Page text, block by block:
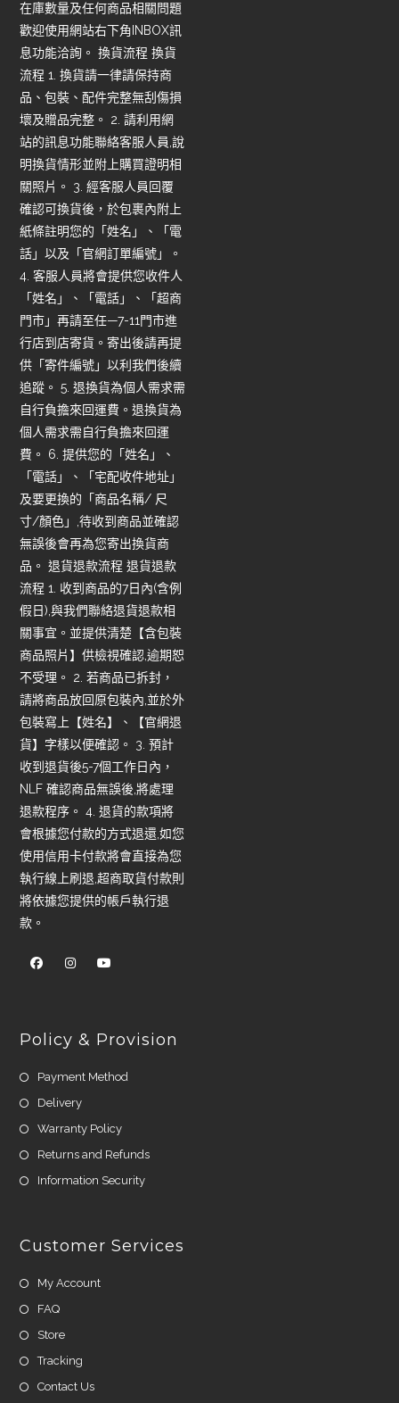
在庫數量及任何商品相關問題
歡迎使用網站右下角INBOX訊
息功能洽詢。 換貨流程 換貨
流程 1. 換貨請一律請保持商
品、包裝、配件完整無刮傷損
壞及贈品完整。 2. 請利用網
站的訊息功能聯絡客服人員,說
明換貨情形並附上購買證明相
關照片。 3. 經客服人員回覆
確認可換貨後，於包裹內附上
紙條註明您的「姓名」、「電
話」以及「官網訂單編號」。
4. 客服人員將會提供您收件人
「姓名」、「電話」、「超商
門市」再請至任—7-11門市進
行店到店寄貨。寄出後請再提
供「寄件編號」以利我們後續
追蹤。 5. 退換貨為個人需求需
自行負擔來回運費。退換貨為
個人需求需自行負擔來回運
費。 6. 提供您的「姓名」、
「電話」、「宅配收件地址」
及要更換的「商品名稱/ 尺
寸/顏色」,待收到商品並確認
無誤後會再為您寄出換貨商
品。 退貨退款流程 退貨退款
流程 1. 收到商品的7日內(含例
假日),與我們聯絡退貨退款相
關事宜。並提供清楚【含包裝
商品照片】供檢視確認,逾期恕
不受理。 2. 若商品已拆封，
請將商品放回原包裝內,並於外
包裝寫上【姓名】、【官網退
貨】字樣以便確認。 3. 預計
收到退貨後5-7個工作日內，
NLF 確認商品無誤後,將處理
退款程序。 4. 退貨的款項將
會根據您付款的方式退還,如您
使用信用卡付款將會直接為您
執行線上刷退,超商取貨付款則
將依據您提供的帳戶執行退
款。
Policy & Provision
Payment Method
Delivery
Warranty Policy
Returns and Refunds
Information Security
Customer Services
My Account
FAQ
Store
Tracking
Contact Us